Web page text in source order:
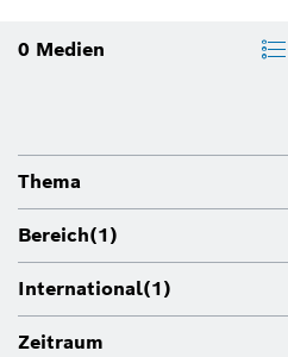
0 Medien
Thema
Bereich(1)
International(1)
Zeitraum